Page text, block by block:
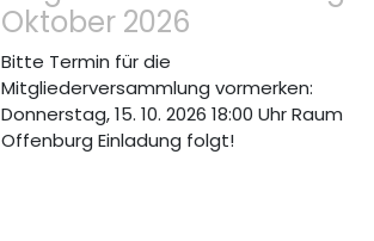
Oktober 2026
Bitte Termin für die
Mitgliederversammlung vormerken:
Donnerstag, 15. 10. 2026 18:00 Uhr Raum
Offenburg Einladung folgt!